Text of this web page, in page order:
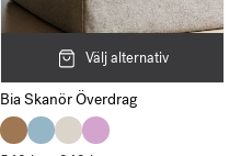
Välj alternativ
Bia Skanör Överdrag